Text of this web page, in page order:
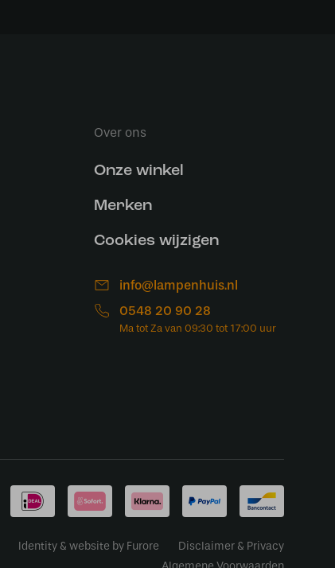
Over ons
Onze winkel
Merken
Cookies wijzigen
info@lampenhuis.nl
0548 20 90 28
Identity & website by Furore
Disclaimer & Privacy